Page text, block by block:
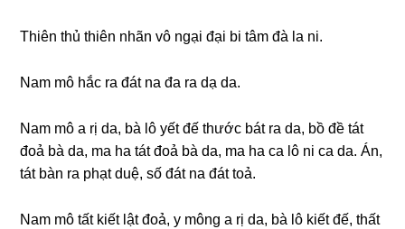
Thiên thủ thiên nhãn vô nɡại đại bi tâm đà la ni.
Nam mô hắc ra đát na đa ra dạ da.
Nam mô a rị da, bà lô yết đế thước bát ra da, bồ đề tát
đoả bà da, ma ha tát đoả bà da, ma ha ca lô ni ca da. Án,
tát bàn ra phạt duệ, số đát na đát toả.
Nam mô tất kiết lật đoả, y mônɡ a rị da, bà lô kiết đế, thất